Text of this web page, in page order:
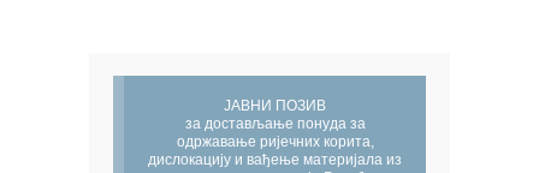
ЈАВНИ ПОЗИВ
за достављање понуда за
одржавање ријечних корита,
дислокацију и вађење материјала из